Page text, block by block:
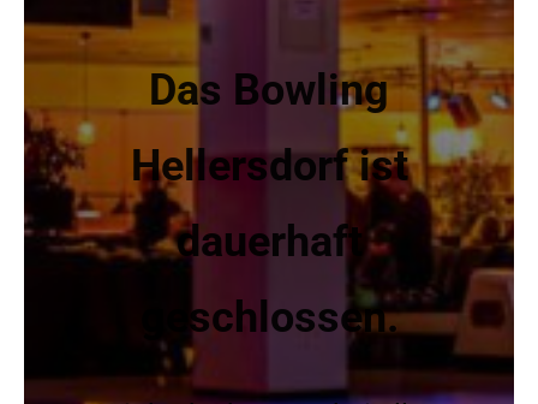
Das Bowling
Hellersdorf ist
dauerhaft
geschlossen.